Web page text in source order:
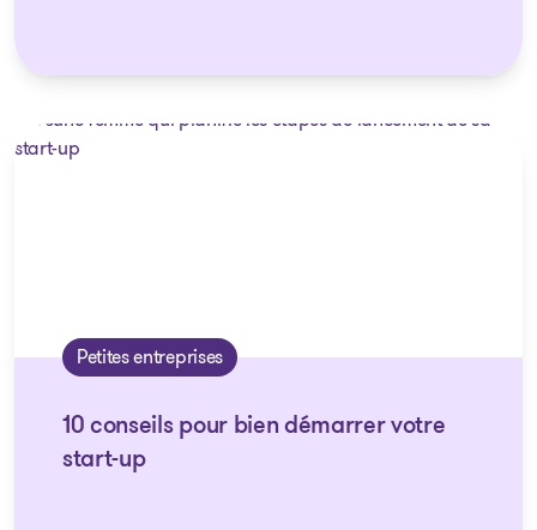
Petites entreprises
10 conseils pour bien démarrer votre
start-up